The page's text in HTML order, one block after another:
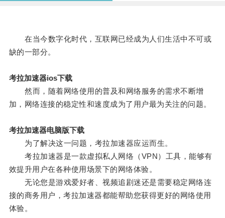
在当今数字化时代，互联网已经成为人们生活中不可或
缺的一部分。
考拉加速器ios下载
然而，随着网络使用的普及和网络服务的需求不断增
加，网络连接的稳定性和速度成为了用户最为关注的问题。
考拉加速器电脑版下载
为了解决这一问题，考拉加速器应运而生。
考拉加速器是一款虚拟私人网络（VPN）工具，能够有
效提升用户在各种使用场景下的网络体验。
无论您是游戏爱好者、视频追剧迷还是需要稳定网络连
接的商务用户，考拉加速器都能帮助您获得更好的网络使用
体验。